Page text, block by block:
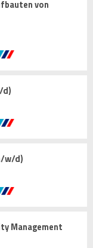
von
d)
w/d)
Management